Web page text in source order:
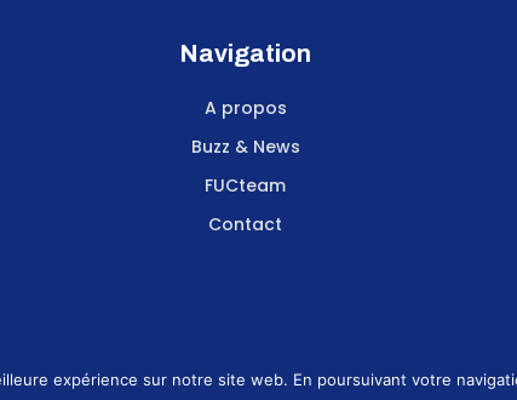
Navigation
A propos
Buzz & News
FUCteam
Contact
expérience sur notre site web. En poursuivant votre